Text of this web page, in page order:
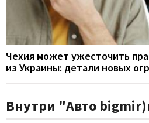
Чехия может ужесточить
из Украины: детали новых
Внутри "Авто